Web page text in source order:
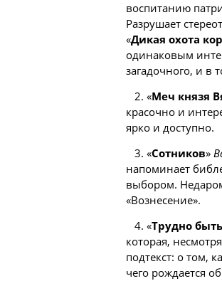
воспитанию
Разрушает
«Дикая охота
одинаковым
загадочного, и в
2. «Меч князя
красочно и
ярко и доступно.
3. «Сотников»
напоминает
выбором.
«Вознесение».
4. «Трудно
которая,
подтекст: о том,
чего рождается